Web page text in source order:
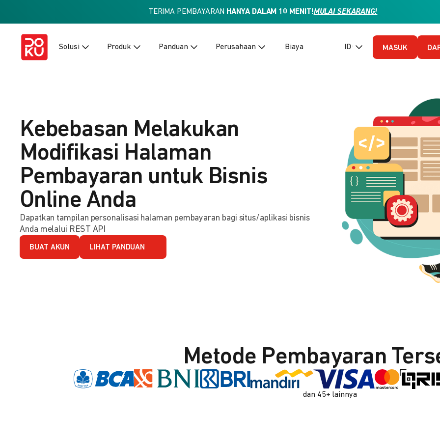
TERIMA PEMBAYARAN HANYA DALAM 10 MENIT!MULAI SEKARANG!
Solusi Produk Panduan Perusahaan Biaya ID (Bahasa Indonesia)
MASUK
Kebebasan Melakukan
Modifikasi Halaman
Pembayaran untuk Bisnis
Online Anda
Dapatkan tampilan personalisasi halaman pembayaran bagi situs/aplikasi bisnis
Anda melalui REST API
BUAT AKUN LIHAT PANDUAN
Metode Pembayaran
dan 45+ lainnya